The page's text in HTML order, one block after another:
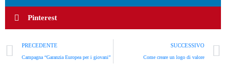
Pinterest
PRECEDENTE
Campagna “Garanzia Europea per i giovani”
SUCCESSIVO
Come creare un logo di valore